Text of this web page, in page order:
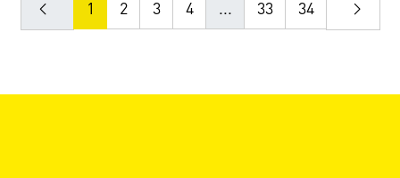
1 2 3 4 ... 33 34